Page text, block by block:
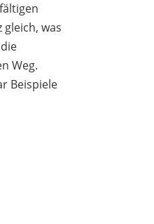
gleich, was
Weg.
Beispiele